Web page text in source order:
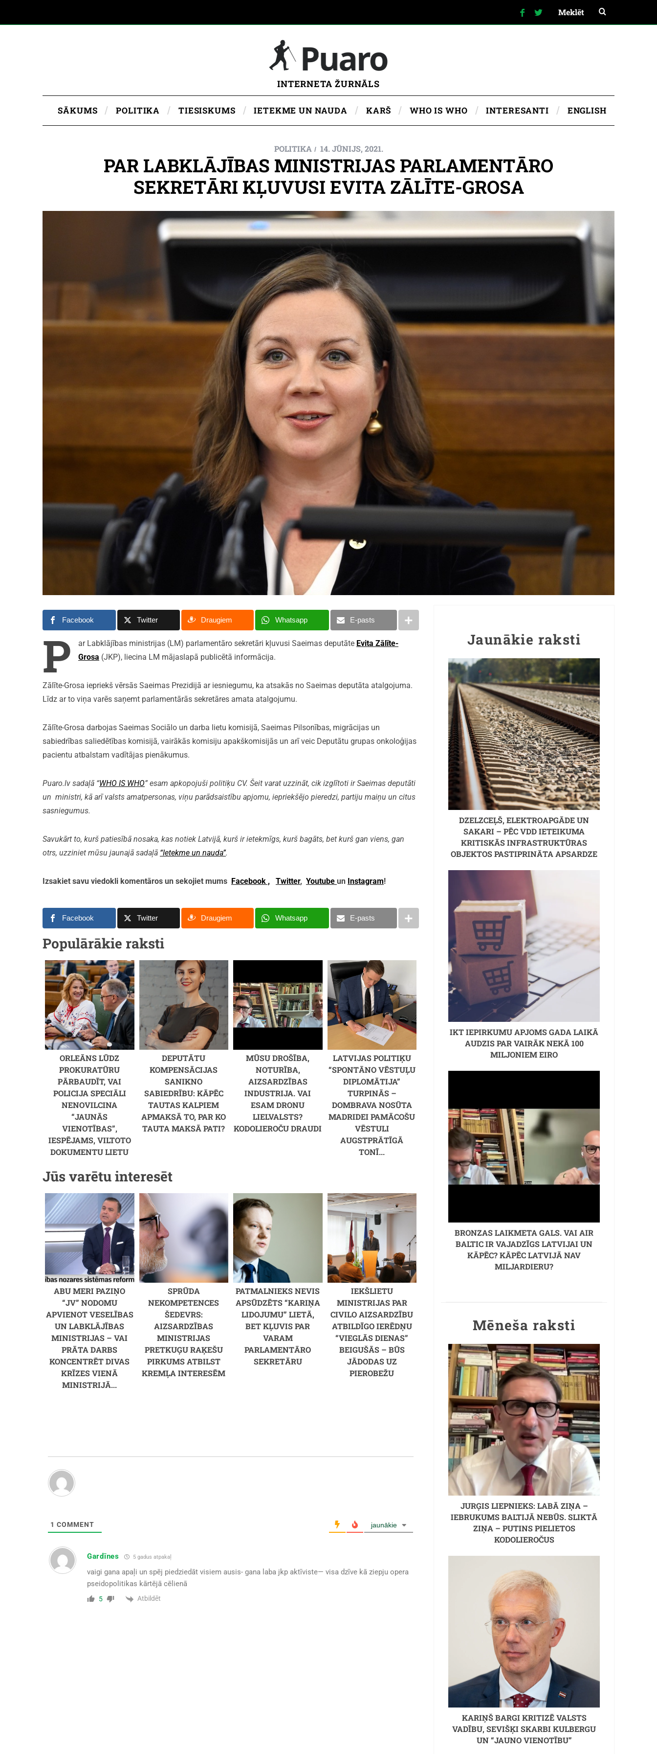
INTERNETA ŽURNĀLS
SĀKUMS POLITIKA TIESISKUMS IETEKME UN NAUDA KARŠ WHO IS WHO INTERESANTI ENGLISH
POLITIKA 14. JŪNIJS, 2021.
PAR LABKLĀJĪBAS MINISTRIJAS PARLAMENTĀRO
SEKRETĀRI KĻUVUSI EVITA ZĀLĪTE-GROSA
Facebook Twitter Draugiem Whatsapp E-pasts
P ar Labklājības ministrijas (LM) parlamentāro sekretāri kļuvusi Saeimas deputāte Evita Zālīte-
Grosa (JKP), liecina LM mājaslapā publicētā informācija.
Zālīte-Grosa iepriekš vērsās Saeimas Prezidijā ar iesniegumu, ka atsakās no Saeimas deputāta atalgojuma.
Līdz ar to viņa varēs saņemt parlamentārās sekretāres amata atalgojumu.
Zālīte-Grosa darbojas Saeimas Sociālo un darba lietu komisijā, Saeimas Pilsonības, migrācijas un
sabiedrības saliedētības komisijā, vairākās komisiju apakškomisijās un arī veic Deputātu grupas onkoloģijas
pacientu atbalstam vadītājas pienākumus.
Puaro.lv sadaļā “WHO IS WHO” esam apkopojuši politiķu CV. Šeit varat uzzināt, cik izglītoti ir Saeimas deputāti
un ministri, kā arī valsts amatpersonas, viņu parādsaistību apjomu, iepriekšējo pieredzi, partiju maiņu un citus
sasniegumus.
Savukārt to, kurš patiesībā nosaka, kas notiek Latvijā, kurš ir ietekmīgs, kurš bagāts, bet kurš gan viens, gan
otrs, uzziniet mūsu jaunajā sadaļā “Ietekme un nauda”.
Izsakiet savu viedokli komentāros un sekojiet mums Facebook , Twitter, Youtube un Instagram!
Facebook Twitter Draugiem Whatsapp E-pasts
Populārākie raksti
ORLEĀNS LŪDZ
PROKURATŪRU
PĀRBAUDĪT, VAI
POLICIJA SPECIĀLI
NENOVILCINA
“JAUNĀS
VIENOTĪBAS”,
IESPĒJAMS, VILTOTO
DOKUMENTU LIETU
DEPUTĀTU
KOMPENSĀCIJAS
SANIKNO
SABIEDRĪBU: KĀPĒC
TAUTAS KALPIEM
APMAKSĀ TO, PAR KO
TAUTA MAKSĀ PATI?
MŪSU DROŠĪBA,
NOTURĪBA,
AIZSARDZĪBAS
INDUSTRIJA. VAI
ESAM DRONU
LIELVALSTS?
KODOLIEROČU DRAUDI
LATVIJAS POLITIĶU
“SPONTĀNO VĒSTUĻU
DIPLOMĀTIJA”
TURPINĀS –
DOMBRAVA NOSŪTA
MADRIDEI PAMĀCOŠU
VĒSTULI
AUGSTPRĀTĪGĀ
TONĪ...
Jūs varētu interesēt
ABU MERI PAZIŅO
“JV” NODOMU
APVIENOT VESELĪBAS
UN LABKLĀJĪBAS
MINISTRIJAS – VAI
PRĀTA DARBS
KONCENTRĒT DIVAS
KRĪZES VIENĀ
MINISTRIJĀ...
SPRŪDA
NEKOMPETENCES
ŠEDEVRS:
AIZSARDZĪBAS
MINISTRIJAS
PRETKUĢU RAĶEŠU
PIRKUMS ATBILST
KREMĻA INTERESĒM
PATMALNIEKS NEVIS
APSŪDZĒTS “KARIŅA
LIDOJUMU” LIETĀ,
BET KĻUVIS PAR
VARAM
PARLAMENTĀRO
SEKRETĀRU
IEKŠLIETU
MINISTRIJAS PAR
CIVILO AIZSARDZĪBU
ATBILDĪGO IERĒDŅU
“VIEGLĀS DIENAS”
BEIGUŠĀS – BŪS
JĀDODAS UZ
PIEROBEŽU
1 COMMENT jaunākie
Gardīnes 5 gadus atpakaļ
vaigi gana apaļi un spēj piedziedāt visiem ausis- gana laba jkp aktīviste— visa dzīve kā ziepju opera
pseidopolitikas kārtējā cēlienā
5 Atbildēt
Jaunākie raksti
DZELZCEĻŠ, ELEKTROAPGĀDE UN
SAKARI – PĒC VDD IETEIKUMA
KRITISKĀS INFRASTRUKTŪRAS
OBJEKTOS PASTIPRINĀTA APSARDZE
IKT IEPIRKUMU APJOMS GADA LAIKĀ
AUDZIS PAR VAIRĀK NEKĀ 100
MILJONIEM EIRO
BRONZAS LAIKMETA GALS. VAI AIR
BALTIC IR VAJADZĪGS LATVIJAI UN
KĀPĒC? KĀPĒC LATVIJĀ NAV
MILJARDIERU?
Mēneša raksti
JURĢIS LIEPNIEKS: LABĀ ZIŅA –
IEBRUKUMS BALTIJĀ NEBŪS. SLIKTĀ
ZIŅA – PUTINS PIELIETOS
KODOLIEROČUS
KARIŅŠ BARGI KRITIZĒ VALSTS
VADĪBU, SEVIŠĶI SKARBI KULBERGU
UN “JAUNO VIENOTĪBU”